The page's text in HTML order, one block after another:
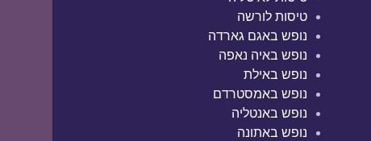
טיסות לורשה
נופש באגם גארדה
נופש באיה נאפה
נופש באילת
נופש באמסטרדם
נופש באנטליה
נופש באתונה